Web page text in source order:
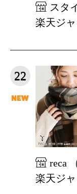
スタ
楽天ジ
22
reca
楽天ジ